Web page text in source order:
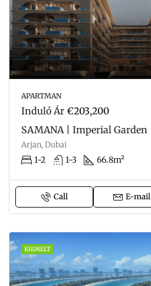
APARTMAN
Induló Ár €203,200
SAMANA | Imperial Garden
Arjan, Dubai
1-2 1-3 66.8m²
Call E-mail
KIEMELT